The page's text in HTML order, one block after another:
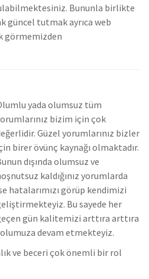
Bununla birlikte
güncel tutmak ayrıca web
görmemizden
yada olumsuz tüm
bizim için çok
Güzel yorumlarınız bizler
birer övünç kaynağı olmaktadır.
dışında olumsuz ve
kaldığınız yorumlarda
hatalarımızı görüp kendimizi
Bu sayede her
gün kalitemizi arttıra arttıra
devam etmekteyiz.
ve beceri çok önemli bir rol